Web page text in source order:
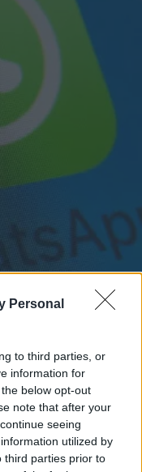
Personal
to third parties, or
information for
below opt-out
note that after your
seeing
utilized by
third parties prior to
stati
di WhatsApp:
utilizzando